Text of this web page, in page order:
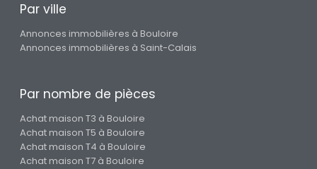
Par ville
Annonces immobilières à Bouloire
Annonces immobilières à Saint-Calais
Par nombre de pièces
Achat maison T3 à Bouloire
Achat maison T5 à Bouloire
Achat maison T4 à Bouloire
Achat maison T7 à Bouloire